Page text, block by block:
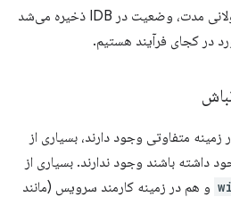
هر عملیات ورودی/خروجی طولانی مدت، وضعیت در IDB ذخیره می‌شد
در کجای فرآیند هستیم.
زمینه متفاوتی وجود دارند، بسیاری از
داشته باشند وجود ندارند. بسیاری از
و هم در زمینه کارمند سرویس (مانند